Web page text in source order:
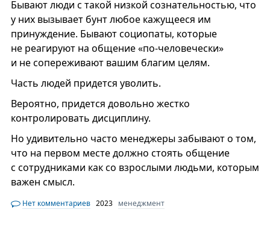
Бывают люди с такой низкой сознательностью, что
у них вызывает бунт любое кажущееся им
принуждение. Бывают социопаты, которые
не реагируют на общение «по-человечески»
и не сопереживают вашим благим целям.
Часть людей придется уволить.
Вероятно, придется довольно жестко
контролировать дисциплину.
Но удивительно часто менеджеры забывают о том,
что на первом месте должно стоять общение
с сотрудниками как со взрослыми людьми, которым
важен смысл.
Нет комментариев 2023 менеджмент